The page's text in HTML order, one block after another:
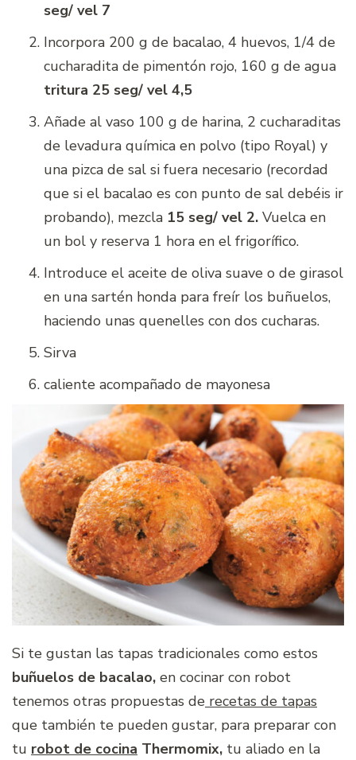
seg/ vel 7
Incorpora 200 g de bacalao, 4 huevos, 1/4 de
cucharadita de pimentón rojo, 160 g de agua
tritura 25 seg/ vel 4,5
Añade al vaso 100 g de harina, 2 cucharaditas
de levadura química en polvo (tipo Royal) y
una pizca de sal si fuera necesario (recordad
que si el bacalao es con punto de sal debéis ir
probando), mezcla 15 seg/ vel 2. Vuelca en
un bol y reserva 1 hora en el frigorífico.
Introduce el aceite de oliva suave o de girasol
en una sartén honda para freír los buñuelos,
haciendo unas quenelles con dos cucharas.
Sirva
caliente acompañado de mayonesa
Si te gustan las tapas tradicionales como estos
buñuelos de bacalao, en cocinar con robot
tenemos otras propuestas de recetas de tapas
que también te pueden gustar, para preparar con
tu robot de cocina Thermomix, tu aliado en la